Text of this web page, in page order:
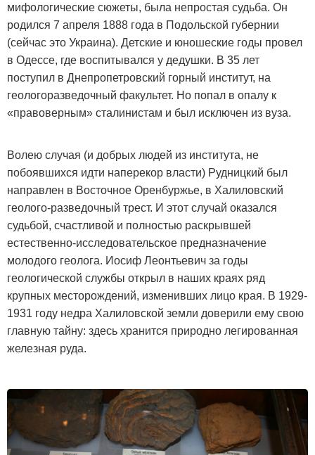
мифологические сюжеты, была непростая судьба. Он
родился 7 апреля 1888 года в Подольской губернии
(сейчас это Украина). Детские и юношеские годы провел
в Одессе, где воспитывался у дедушки. В 35 лет
поступил в Днепропетровский горный институт, на
геологоразведочный факультет. Но попал в опалу к
«правоверным» сталинистам и был исключен из вуза.
Волею случая (и добрых людей из института, не
побоявшихся идти наперекор власти) Рудницкий был
направлен в Восточное Оренбуржье, в Халиловский
геолого-разведочный трест. И этот случай оказался
судьбой, счастливой и полностью раскрывшей
естественно-исследовательское предназначение
молодого геолога. Иосиф Леонтьевич за годы
геологической службы открыл в наших краях ряд
крупных месторождений, изменивших лицо края. В 1929-
1931 году недра Халиловской земли доверили ему свою
главную тайну: здесь хранится природно легированная
железная руда.